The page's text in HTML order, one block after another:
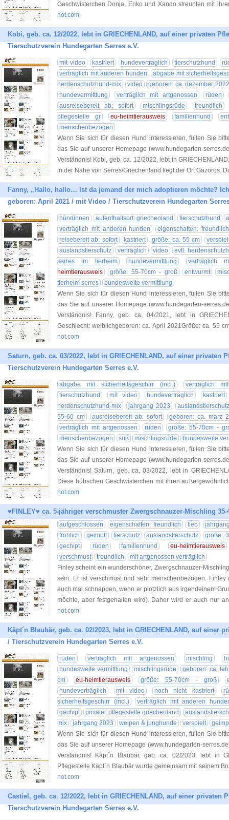
Geschwisterchen Donja, Enko und Xando streunten mit
not.com
Kobi, geb. ca. 12/2022, lebt in GRIECHENLAND, auf einer privaten
Tierschutzverein Hundegarten Serres e.V.
mit video kastriert hundeverträglich tierschutzhund
verträglich mit anderen hunden
abgabe mit
herdenschutzhund-mix
video
geboren: ca. dezember 2022
hundevermittlung
verträglich mit artgenossen
rüden
ausreisebereit ab: sofort
mischlingsrüde
freundlich
pflegestelle gr
eu-heimtierausweis familienhund
menschenbezogen
Wenn Sie sich für diesen Hund interessieren, füllen Sie
das Sie auf unserer Homepage (www.hundegarten-
Verständnis! Kobi, geb. ca. 12/2022, lebt in
in der Nähe von Serres/Griechenland liegt der Ort Gazoros.
Fanny, „Hallo, hallo… Ist da jemand der mich adoptieren möchte?
geboren: April 2021 / mit Video / Tierschutzverein Hundegarten
hündinnen aufenthaltsort: griechenland tierschutzhund
verträglich mit anderen hunden
eigenschaften: freundlich
reisebereit ab: sofort
kastriert größe: ca. 55 cm
auslandstierschutz
verträglich video
evtl.
serres im tierheim
hundevermittlung
verträglich
heimtierausweis
größe: 55-70cm - groß entwurmt
tierheim serres
bundesweite vermittlung
Wenn Sie sich für diesen Hund interessieren, füllen Sie
das Sie auf unserer Homepage (www.hundegarten-
Verständnis! Fanny, geb. ca. 04/2021, lebt in
Geschlecht: weiblichgeboren: ca. April 2021Größe: ca. 55
not.com
Saturn, geb. ca. 03/2022, lebt in GRIECHENLAND, auf einer privaten
Tierschutzverein Hundegarten Serres e.V.
abgabe mit sicherheitsgeschirr (incl.)
verträglich
tierschutzhund
mit video hundeverträglich
kastriert
herdenschutzhund-mix
jahrgang 2023
auslandstierschutz
55-60 cm
ausreisebereit ab: sofort
geboren: ca. märz
verträglich mit artgenossen
rüden
größe: 55-70cm -
menschenbezogen
süß mischlingsrüde
bundesweite
Wenn Sie sich für diesen Hund interessieren, füllen Sie
das Sie auf unserer Homepage (www.hundegarten-
Verständnis! Saturn, geb. ca. 03/2022, lebt in
Diese hübschen Geschwisterchen mit ihren
not.com
♥FINLEY♥ ca. 5-jähriger verschmuster Zwergschnauzer-Mischling 35-
aufgeschlossen eigenschaften: freundlich lieb
fröhlich
geimpft tierschutz auslandstierschutz
größe:
gechipt
rüden familienhund
eu-heimtierausweis
verschmust
freundlich
mit artgenossen verträglich
Finley scheint ein wunderschöner, Zwergschnauzer-
sein. Er ist verschmust und sehr menschenbezogen.
auch mal schnappen, wenn er plötzlich aus irgendeinem
möchte, aber festgehalten wird). Daher wird er auch nur
not.com
Käpt´n Blaubär, geb. ca. 02/2023, lebt in GRIECHENLAND, auf einer
/ Tierschutzverein Hundegarten Serres e.V.
rüden verträglich mit artgenossen mischling
bundesweite vermittlung
mischlingsrüde
geboren: ca.
cm
eu-heimtierausweis größe: 55-70cm - groß
hundeverträglich
mit video noch nicht kastriert
sicherheitsgeschirr (incl.)
verträglich mit anderen
gechipt
privater pflegestelle griechenland
mix
jahrgang 2023 welpen & junghunde verspielt
Wenn Sie sich für diesen Hund interessieren, füllen Sie
das Sie auf unserer Homepage (www.hundegarten-
Verständnis! Käpt´n Blaubär, geb. ca. 02/2023, lebt in
Pflegestelle Käpt´n Blaubär wurde gemeinsam mit seinem
not.com
Castiel, geb. ca. 12/2022, lebt in GRIECHENLAND, auf einer privaten
Tierschutzverein Hundegarten Serres e.V.